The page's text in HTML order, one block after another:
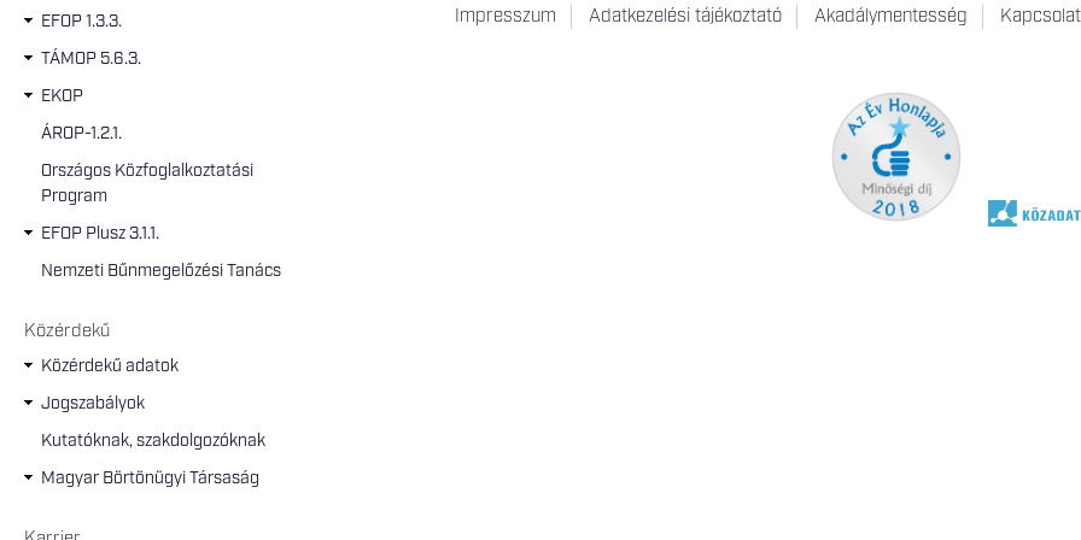
EFOP 1.3.3.
TÁMOP 5.6.3.
EKOP
ÁROP-1.2.1.
Országos Közfoglalkoztatási
Program
EFOP Plusz 3.1.1.
Nemzeti Bűnmegelőzési Tanács
Közérdekű
Közérdekű adatok
Jogszabályok
Kutatóknak, szakdolgozóknak
Magyar Börtönügyi Társaság
Impresszum Adatkezelési tájékoztató Akadálymentesség Kapcsolat